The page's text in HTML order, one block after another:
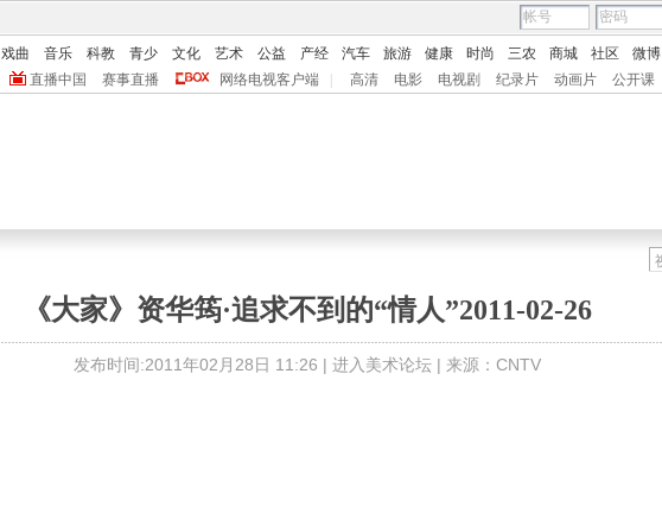
戏曲 音乐 科教 青少 文化 艺术 公益 产经 汽车 旅游 健康 时尚 三农 商城 社区 微博
直播中国 赛事直播 网络电视客户端 高清 电影 电视剧 纪录片 动画片 公开课
《大家》资华筠·追求不到的“情人”2011-02-26
发布时间:2011年02月28日 11:26 | 进入美术论坛 | 来源：CNTV